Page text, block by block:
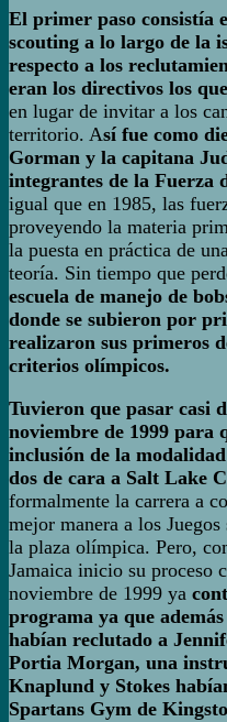
El primer paso consistía
scouting a lo largo de la
respecto a los
eran los directivos los
en lugar de invitar a los
territorio. Así fue como
Gorman y la capitana
integrantes de la Fuerza
igual que en 1985, las
proveyendo la materia
la puesta en práctica de
teoría. Sin tiempo que
escuela de manejo de
donde se subieron por
realizaron sus primeros
criterios olímpicos.
Tuvieron que pasar casi
noviembre de 1999 para
inclusión de la
dos de cara a Salt Lake
formalmente la carrera a
mejor manera a los
la plaza olímpica. Pero,
Jamaica inicio su proceso
noviembre de 1999 ya
programa ya que
habían reclutado a
Portia Morgan, una
Knaplund y Stokes
Spartans Gym de